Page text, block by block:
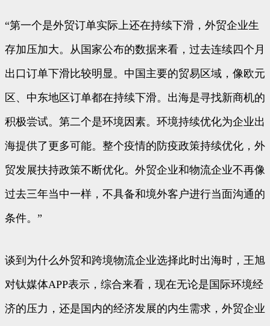
“第一个是外贸订单实际上还在持续下滑，外贸企业生
存加压加大。从国家公布的数据来看，过去连续四个月
出口订单下滑比较明显。中国主要的贸易区域，像欧元
区、中东地区订单都在持续下滑。出海是寻找新商机的
积极尝试。第二个是环境因素。环境持续优化为企业出
海提供了更多可能。整个疫情的防疫政策持续优化，外
贸发展扶持政策不断优化。外贸企业和物流企业不再像
过去三年当中一样，不具备和境外客户进行当面沟通的
条件。”
谈到为什么外贸和跨境物流企业选择此时出海时，王旭
对钛媒体APP表示，综合来看，现在无论是国际环境经
济的压力，还是国内的经济发展的内生需求，外贸企业